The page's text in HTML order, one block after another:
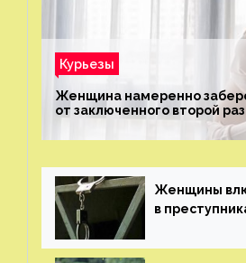
Курьезы
Женщина намеренно
от заключенного второй раз
Женщины
в
ему жизнь